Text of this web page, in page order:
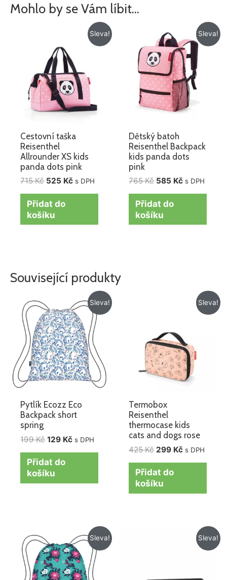
Mohlo by se Vám líbit…
Sleva!
Cestovní taška
Reisenthel
Allrounder XS kids
panda dots pink
715Kč
byla:
715 Kč.
525 Kč
Aktuální
cena
525 Kč.
s DPH
Přidat do
košíku
Sleva!
Dětský batoh
Reisenthel Backpack
kids panda dots
pink
765Kč
Původní
cena
byla:
765 Kč.
585 Kč
Aktuální
cena
je:
585 Kč.
s DPH
Přidat do
košíku
Související produkty
Sleva!
Pytlík Ecozz Eco
Backpack short
spring
199Kč
cena
byla:
199 Kč.
129 Kč
Aktuální
cena
je:
129 Kč.
s DPH
Přidat do
košíku
Sleva!
Termobox
Reisenthel
thermocase kids
cats and dogs rose
425Kč 299 Kč
Aktuální
cena
s DPH
Přidat do
košíku
Sleva!
Původní
cena
byla:
199 Kč.
Aktuální
cena
je:
129 Kč.
Sleva!
Aktuální
cena